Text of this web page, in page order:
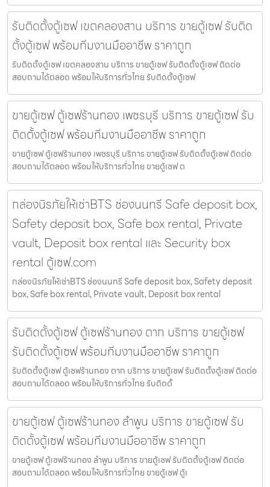
รับติดตั้งตู้เซฟ เขตคลองสาน บริการ ขายตู้เซฟ รับติด
ตั้งตู้เซฟ พร้อมทีมงานมืออาชีพ ราคาถูก
รับติดตั้งตู้เซฟ เขตคลองสาน บริการ ขายตู้เซฟ รับติดตั้งตู้เซฟ ติดต่อ
สอบถามได้ตลอด พร้อมให้บริการทั่วไทย รับติดตั้งตู้เซฟ
ขายตู้เซฟ ตู้เซฟร้านทอง เพชรบุรี บริการ ขายตู้เซฟ รับ
ติดตั้งตู้เซฟ พร้อมทีมงานมืออาชีพ ราคาถูก
ขายตู้เซฟ ตู้เซฟร้านทอง เพชรบุรี บริการ ขายตู้เซฟ รับติดตั้งตู้เซฟ ติดต่อ
สอบถามได้ตลอด พร้อมให้บริการทั่วไทย ขายตู้เซฟ ต
กล่องนิรภัยให้เช่าBTS ช่องนนทรี Safe deposit box,
Safety deposit box, Safe box rental, Private
vault, Deposit box rental และ Security box
rental ตู้เซฟ.com
กล่องนิรภัยให้เช่าBTS ช่องนนทรี Safe deposit box, Safety deposit
box, Safe box rental, Private vault, Deposit box rental
รับติดตั้งตู้เซฟ ตู้เซฟร้านทอง ตาก บริการ ขายตู้เซฟ
รับติดตั้งตู้เซฟ พร้อมทีมงานมืออาชีพ ราคาถูก
รับติดตั้งตู้เซฟ ตู้เซฟร้านทอง ตาก บริการ ขายตู้เซฟ รับติดตั้งตู้เซฟ ติดต่อ
สอบถามได้ตลอด พร้อมให้บริการทั่วไทย รับติดตั้
ขายตู้เซฟ ตู้เซฟร้านทอง ลำพูน บริการ ขายตู้เซฟ รับ
ติดตั้งตู้เซฟ พร้อมทีมงานมืออาชีพ ราคาถูก
ขายตู้เซฟ ตู้เซฟร้านทอง ลำพูน บริการ ขายตู้เซฟ รับติดตั้งตู้เซฟ ติดต่อ
สอบถามได้ตลอด พร้อมให้บริการทั่วไทย ขายตู้เซฟ ตู้เ